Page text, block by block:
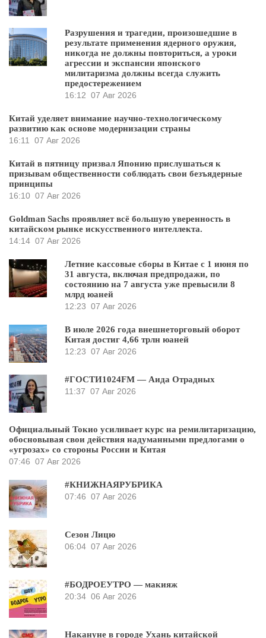
Разрушения и трагедии, произошедшие в
результате применения ядерного оружия,
никогда не должны повториться, а уроки
агрессии и экспансии японского
милитаризма должны всегда служить
предостережением
16:12 07 Авг 2026
Китай уделяет внимание научно-технологическому
развитию как основе модернизации страны
16:11
07 Авг 2026
Китай в пятницу призвал Японию прислушаться к
призывам общественности соблюдать свои безъядерные
принципы
16:10 07 Авг 2026
Goldman Sachs проявляет всё большую уверенность в
китайском рынке искусственного интеллекта.
14:14 07 Авг 2026
Летние кассовые сборы в Китае с 1 июня по
31 августа, включая предпродажи, по
состоянию на 7 августа уже превысили 8
млрд юаней
12:23 07 Авг 2026
В июле 2026 года внешнеторговый оборот
Китая достиг 4,66 трлн юаней
12:23 07 Авг 2026
#ГОСТИ1024FM — Аида Отрадных
11:37 07 Авг 2026
Официальный Токио усиливает курс на ремилитаризацию,
обосновывая свои действия надуманными предлогами о
«угрозах» со стороны России и Китая
07:46 07 Авг 2026
#КНИЖНАЯРУБРИКА
07:46 07 Авг 2026
Сезон Лицю
06:04 07 Авг 2026
#БОДРОЕУТРО — макияж
20:34 06 Авг 2026
Накануне в городе Ухань китайской